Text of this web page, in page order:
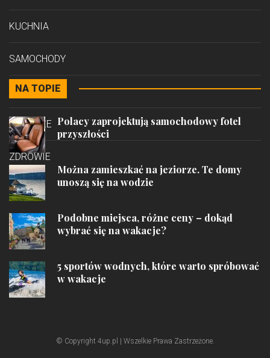
KUCHNIA
SAMOCHODY
STYL
PODRÓŻE
ZDROWIE
NA TOPIE
Polacy zaprojektują samochodowy fotel
przyszłości
Można zamieszkać na jeziorze. Te domy
unoszą się na wodzie
Podobne miejsca, różne ceny – dokąd
wybrać się na wakacje?
5 sportów wodnych, które warto spróbować
w wakacje
© Copyright 4up.pl | Wszelkie Prawa Zastrzeżone.